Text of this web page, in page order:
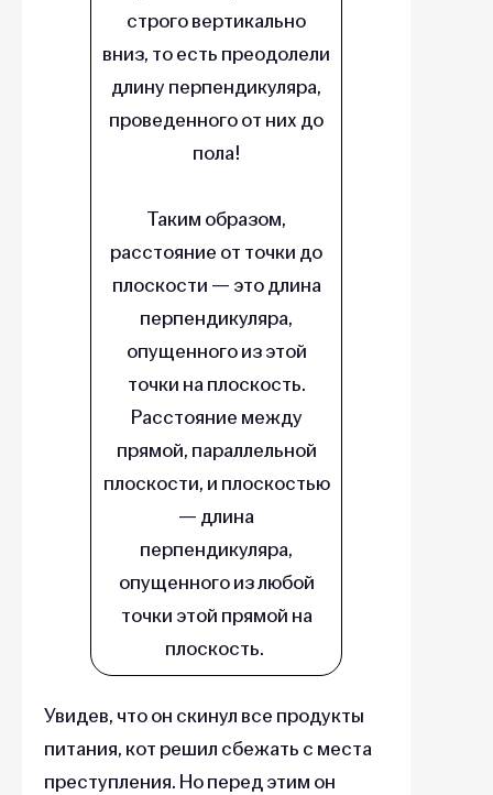
строго вертикально
вниз, то есть преодолели
длину перпендикуляра,
проведенного от них до
пола!
Таким образом,
расстояние от точки до
плоскости — это длина
перпендикуляра,
опущенного из этой
точки на плоскость.
Расстояние между
прямой, параллельной
плоскости, и плоскостью
— длина
перпендикуляра,
опущенного из любой
точки этой прямой на
плоскость.
Увидев, что он скинул все продукты
питания, кот решил сбежать с места
преступления. Но перед этим он